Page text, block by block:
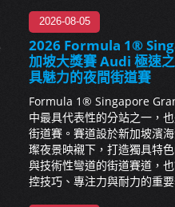
2026-08-05
2026 Formula 1®
加坡大獎賽 Audi 極速
具魅力的夜間街道賽
Formula 1® Singapore
中最具代表性的分站之一，
街道賽。賽道設於新加坡濱
璨夜景映襯下，打造獨具特
與技術性彎道的街道賽道，
控技巧、專注力與耐力的重